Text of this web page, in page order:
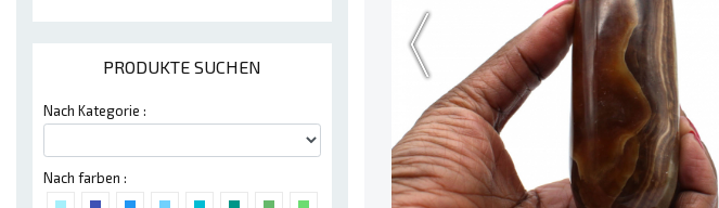
PRODUKTE SUCHEN
Nach Kategorie :
Nach farben :